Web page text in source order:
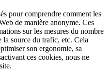
pour comprendre comment les
de manière anonyme. Ces
sur les mesures du nombre
source du trafic, etc. Cela
son ergonomie, sa
ces cookies, nous ne